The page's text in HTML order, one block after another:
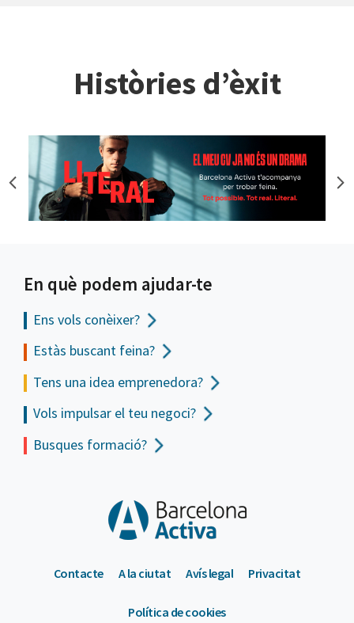
Històries d’èxit
En què podem ajudar-te
Ens vols conèixer?
Estàs buscant feina?
Tens una idea emprenedora?
Vols impulsar el teu negoci?
Busques formació?
Contacte A la ciutat Avís legal Privacitat
Política de cookies